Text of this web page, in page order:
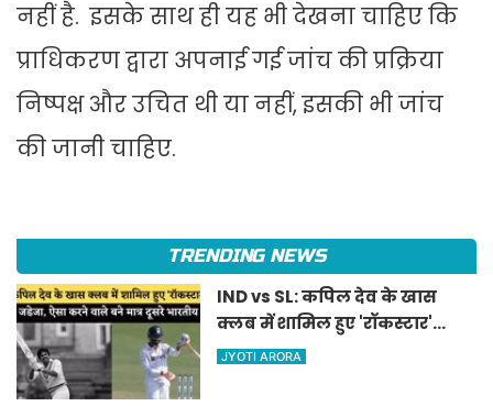
नहीं है. इसके साथ ही यह भी देखना चाहिए कि
प्राधिकरण द्वारा अपनाई गई जांच की प्रक्रिया
निष्पक्ष और उचित थी या नहीं, इसकी भी जांच
की जानी चाहिए.
TRENDING NEWS
IND vs SL: कपिल देव के खास
क्लब में शामिल हुए 'रॉकस्टार'
जडेजा, ऐसा करने वाले बने मात्र
JYOTI ARORA